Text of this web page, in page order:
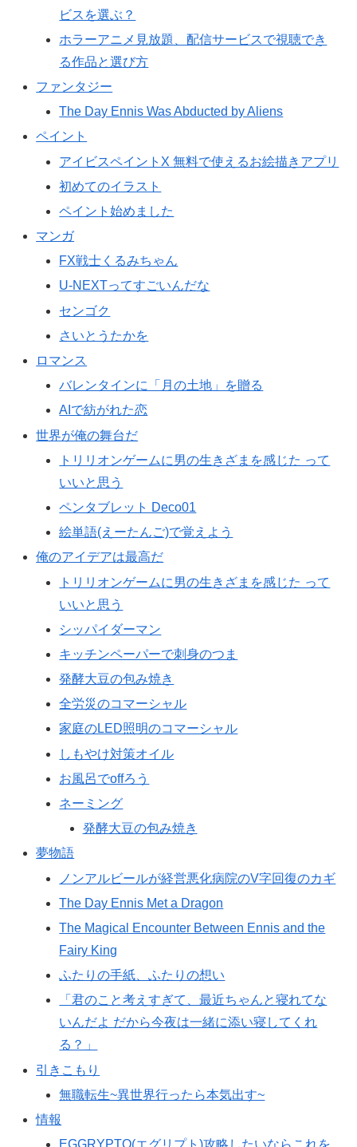
ビスを選ぶ？
ホラーアニメ見放題、配信サービスで視聴でき
る作品と選び方
ファンタジー
The Day Ennis Was Abducted by Aliens
ペイント
アイビスペイントX 無料で使えるお絵描きアプリ
初めてのイラスト
ペイント始めました
マンガ
FX戦士くるみちゃん
U-NEXTってすごいんだな
センゴク
さいとうたかを
ロマンス
バレンタインに「月の土地」を贈る
AIで紡がれた恋
世界が俺の舞台だ
トリリオンゲームに男の生きざまを感じた って
いいと思う
ペンタブレット Deco01
絵単語(えーたんご)で覚えよう
俺のアイデアは最高だ
トリリオンゲームに男の生きざまを感じた って
いいと思う
シッパイダーマン
キッチンペーパーで刺身のつま
発酵大豆の包み焼き
全労災のコマーシャル
家庭のLED照明のコマーシャル
しもやけ対策オイル
お風呂でoffろう
ネーミング
発酵大豆の包み焼き
夢物語
ノンアルビールが経営悪化病院のV字回復のカギ
The Day Ennis Met a Dragon
The Magical Encounter Between Ennis and the
Fairy King
ふたりの手紙、ふたりの想い
「君のこと考えすぎて、最近ちゃんと寝れてな
いんだよ だから今夜は一緒に添い寝してくれ
る？」
引きこもり
無職転生~異世界行ったら本気出す~
情報
EGGRYPTO(エグリプト)攻略したいならこれを